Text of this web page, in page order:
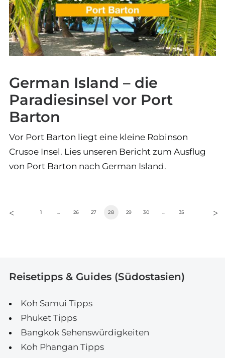
German Island – die
Paradiesinsel vor Port
Barton
Vor Port Barton liegt eine kleine Robinson
Crusoe Insel. Lies unseren Bericht zum Ausflug
von Port Barton nach German Island.
1 26 27 28 29 30 35
Reisetipps & Guides (Südostasien)
Koh Samui Tipps
Phuket Tipps
Bangkok Sehenswürdigkeiten
Koh Phangan Tipps